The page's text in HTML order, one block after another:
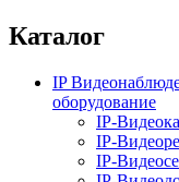
Каталог
IP
оборудование
IP-
IP-
IP-